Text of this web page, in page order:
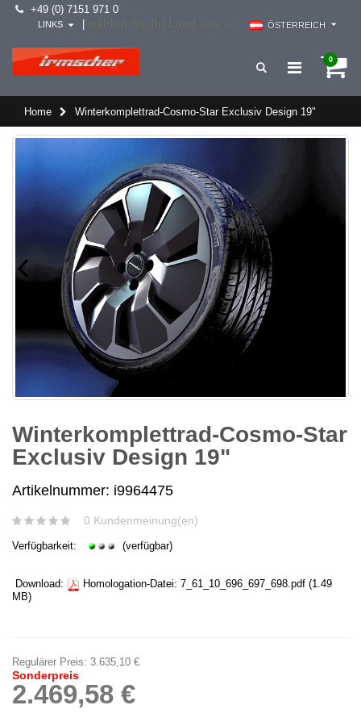
+49 (0) 7151 971 0
ÖSTERREICH
LINKS
0
Home Winterkomplettrad-Cosmo-Star Exclusiv Design 19"
Winterkomplettrad-Cosmo-Star
Exclusiv Design 19"
Artikelnummer: i9964475
0 Kundenmeinung(en)
Verfügbarkeit: (verfügbar)
Download: Homologation-Datei: 7_61_10_696_697_698.pdf (1.49
MB)
Regulärer Preis: 3.635,10 €
Sonderpreis
2.469,58 €